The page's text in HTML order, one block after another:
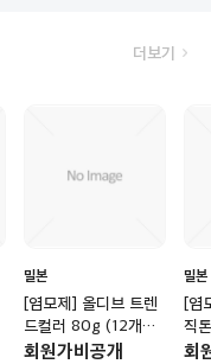
더보기
밀본
[염모제] 올디브 트렌
드컬러 80g (12개당
산화제 포함)
회원가비공개
밀본
[염
직
화
회